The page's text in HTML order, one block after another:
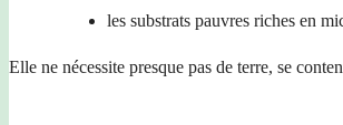
les substrats pauvres riches en
Elle ne nécessite presque pas de terre, se